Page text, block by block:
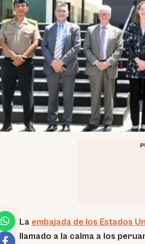
La embajada de los Estados
llamado a la calma a los